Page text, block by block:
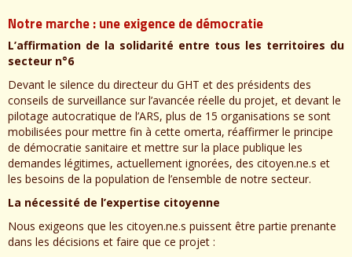
Notre marche : une exigence de démocratie
L’affirmation de la solidarité entre tous les territoires du
secteur n°6
Devant le silence du directeur du GHT et des présidents des
conseils de surveillance sur l’avancée réelle du projet, et devant le
pilotage autocratique de l’ARS, plus de 15 organisations se sont
mobilisées pour mettre fin à cette omerta, réaffirmer le principe
de démocratie sanitaire et mettre sur la place publique les
demandes légitimes, actuellement ignorées, des citoyen.ne.s et
les besoins de la population de l’ensemble de notre secteur.
La nécessité de l’expertise citoyenne
Nous exigeons que les citoyen.ne.s puissent être partie prenante
dans les décisions et faire que ce projet :